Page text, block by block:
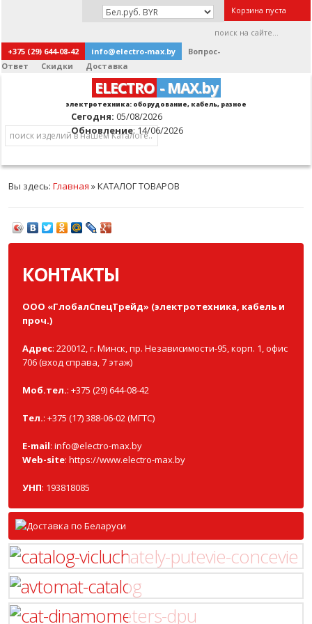
Корзина пуста
+375 (29) 644-08-42 info@electro-max.by
Вопрос-
Ответ
Скидки Доставка
ELECTRO - MAX.by
электротехника: оборудование, кабель, разное
Сегодня: 05/08/2026
Обновление: 14/06/2026
Вы здесь: Главная »КАТАЛОГ ТОВАРОВ
КОНТАКТЫ
ООО «ГлобалСпецТрейд» (электротехника, кабель и
проч.)
Адрес: 220012, г. Минск, пр. Независимости-95, корп. 1, офис
706 (вход справа, 7 этаж)
Моб.тел.: +375 (29) 644-08-42
Тел.: +375 (17) 388-06-02 (МГТС)
E-mail: info@electro-max.by
Web-site: https://www.electro-max.by
УНП: 193818085